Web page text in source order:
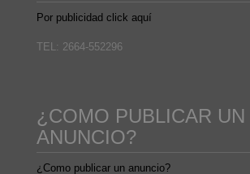
Por publicidad click aquí
TEL: 2664-552296
¿COMO PUBLICAR UN
ANUNCIO?
¿Como publicar un anuncio?